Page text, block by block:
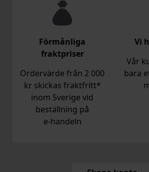
Förmånliga
fraktpriser
Ordervärde från 2 000
kr skickas fraktfritt*
inom Sverige vid
beställning på
e‑handeln
Vi
Vår
bara